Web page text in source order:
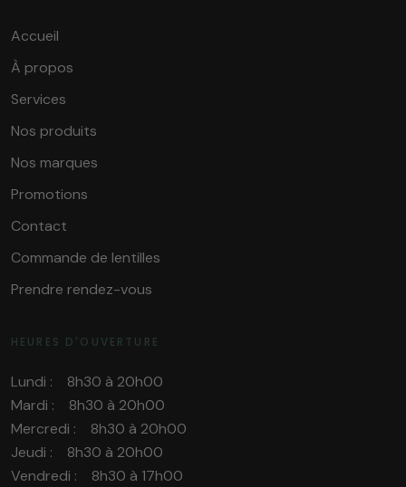
Accueil
À propos
Services
Nos produits
Nos marques
Promotions
Contact
Commande de lentilles
Prendre rendez-vous
HEURES D'OUVERTURE
Lundi : 8h30 à 20h00
Mardi : 8h30 à 20h00
Mercredi : 8h30 à 20h00
Jeudi : 8h30 à 20h00
Vendredi : 8h30 à 17h00